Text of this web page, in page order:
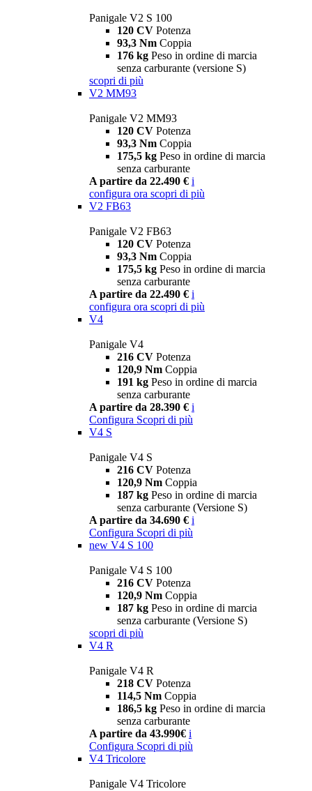
Panigale V2 S 100
120 CV Potenza
93,3 Nm Coppia
176 kg Peso in ordine di marcia
senza carburante (versione S)
scopri di più
V2 MM93
Panigale V2 MM93
120 CV Potenza
93,3 Nm Coppia
175,5 kg Peso in ordine di marcia
senza carburante
A partire da 22.490 € i
configura ora scopri di più
V2 FB63
Panigale V2 FB63
120 CV Potenza
93,3 Nm Coppia
175,5 kg Peso in ordine di marcia
senza carburante
A partire da 22.490 € i
configura ora scopri di più
V4
Panigale V4
216 CV Potenza
120,9 Nm Coppia
191 kg Peso in ordine di marcia
senza carburante
A partire da 28.390 € i
Configura Scopri di più
V4 S
Panigale V4 S
216 CV Potenza
120,9 Nm Coppia
187 kg Peso in ordine di marcia
senza carburante (Versione S)
A partire da 34.690 € i
Configura Scopri di più
new V4 S 100
Panigale V4 S 100
216 CV Potenza
120,9 Nm Coppia
187 kg Peso in ordine di marcia
senza carburante (Versione S)
scopri di più
V4 R
Panigale V4 R
218 CV Potenza
114,5 Nm Coppia
186,5 kg Peso in ordine di marcia
senza carburante
A partire da 43.990€ i
Configura Scopri di più
V4 Tricolore
Panigale V4 Tricolore